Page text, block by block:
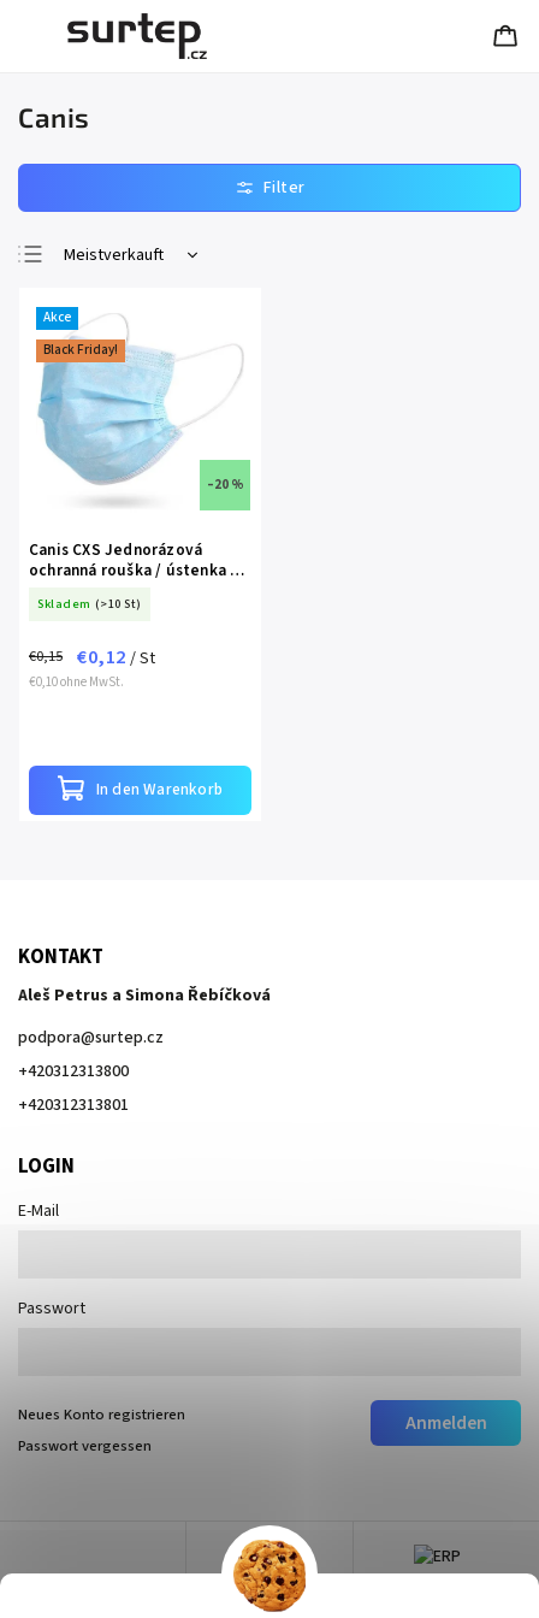
Canis
Meistverkauft
Teuerste
Alphabetisch
Akce
Black Friday!
–20 %
Canis CXS Jednorázová
ochranná rouška / ústenka 3
Skladem (>10 St)
€0,10 ohne MwSt.
€0,15 €0,12 / St
In den Warenkorb
KONTAKT
Aleš Petrus a Simona Řebíčková
podpora@surtep.cz
+420312313800
+420312313801
LOGIN
E-Mail
Passwort
Anmelden
Neues Konto registrieren
Passwort vergessen